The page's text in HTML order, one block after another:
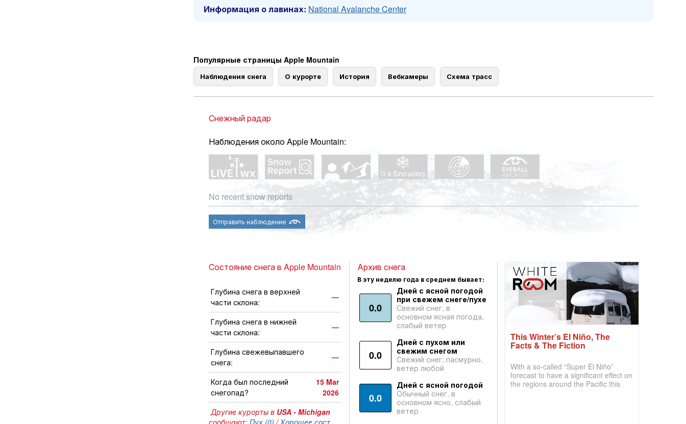
Информация о лавинах: National Avalanche Center
Популярные страницы Apple Mountain
Наблюдения снега О курорте История Вебкамеры Схема трасс
Снежный радар
Наблюдения около Apple Mountain:
No recent snow reports
Отправить наблюдение
Состояние снега в Apple Mountain
Глубина снега в верхней
части склона:
—
Глубина снега в нижней
части склона:
—
Глубина свежевыпавшего
снега:
—
Когда был последний
снегопад?
15 Mar
2026
Другие курорты в USA - Michigan
сообщают: Пух (0) /Хорошее сост.
Архив снега
В эту неделю года в среднем бывает:
0.0
Дней с ясной погодой
при свежем снеге/пухе
Свежий снег, в
основном ясная погода,
слабый ветер
0.0
Дней с пухом или
свежим снегом
Свежий снег, пасмурно,
ветер любой
0.0
Дней с ясной погодой
Обычный снег, в
основном ясно, слабый
ветер
This Winter’s El Niño, The
Facts & The Fiction
With a so-called “Super El Niño”
forecast to have a significant effect on
the regions around the Pacific this